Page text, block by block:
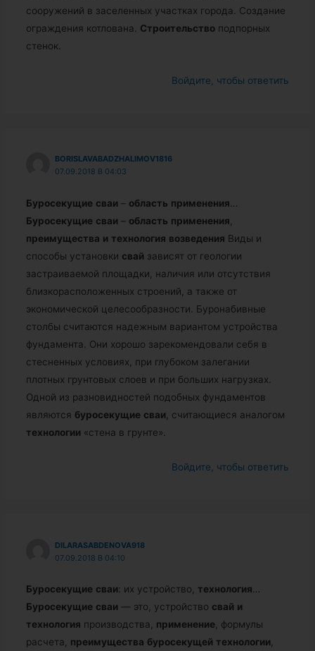
сооружений в заселенных участках города. Создание
ограждения котлована. Строительствоподпорных
стенок.
Войдите, чтобы ответить
BORISLAVABADZHALIMOV1816
07.09.2018 В 04:03
Буросекущие сваи – область применения
Буросекущие сваи – область применения
преимущества и технология возведения Виды и
способы установки свай зависят от геологии
застраиваемой площадки, наличия или отсутствия
близкорасположенных строений, а также от
экономической целесообразности. Буронабивные
столбы считаются надежным вариантом устройства
фундамента. Они хорошо зарекомендовали себя в
стесненных условиях, при глубоком залегании
плотных грунтовых слоев и при больших нагрузках.
Одной из разновидностей подобных фундаментов
являются буросекущие сваи , считающиеся аналогом
технологии «стена в грунте».
Войдите, чтобы ответить
DILARASABDENOVA918
07.09.2018 В 04:10
Буросекущие сваи: их устройство, технология…
Буросекущие сваи — это, устройство свай и
технология производства, применение, формулы
расчета, преимущества буросекущей технологии,